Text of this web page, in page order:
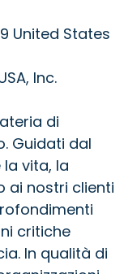
United States
Inc.
di
Guidati dal
vita, la
ai nostri clienti
critiche
In qualità di